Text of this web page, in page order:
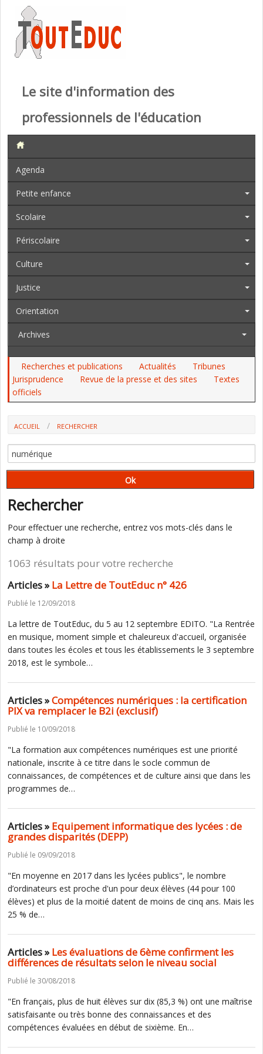
Le site d'information des
professionnels de l'éducation
Agenda
Petite enfance
Scolaire
Périscolaire
Culture
Justice
Orientation
Archives
Recherches et publications Actualités
Tribunes
Jurisprudence
Revue de la presse et des sites
Textes
officiels
ACCUEIL RECHERCHER
Rechercher
Pour effectuer une recherche, entrez vos mots-clés dans le
champ à droite
1063 résultats pour votre recherche
Articles »La Lettre de ToutEduc n° 426
Publié le 12/09/2018
La lettre de ToutEduc, du 5 au 12 septembre EDITO. "La Rentrée
en musique, moment simple et chaleureux d'accueil, organisée
dans toutes les écoles et tous les établissements le 3 septembre
2018, est le symbole…
Articles »Compétences numériques : la certification
PIX va remplacer le B2i (exclusif)
Publié le 10/09/2018
"La formation aux compétences numériques est une priorité
nationale, inscrite à ce titre dans le socle commun de
connaissances, de compétences et de culture ainsi que dans les
programmes de…
Articles »Equipement informatique des lycées : de
grandes disparités (DEPP)
Publié le 09/09/2018
"En moyenne en 2017 dans les lycées publics", le nombre
d’ordinateurs est proche d'un pour deux élèves (44 pour 100
élèves) et plus de la moitié datent de moins de cinq ans. Mais les
25 % de…
Articles »Les évaluations de 6ème confirment les
différences de résultats selon le niveau social
Publié le 30/08/2018
"En français, plus de huit élèves sur dix (85,3 %) ont une maîtrise
satisfaisante ou très bonne des connaissances et des
compétences évaluées en début de sixième. En…